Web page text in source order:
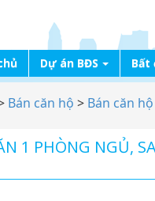
Dự án BĐS Bất
Bán căn hộ > Bán căn
1 PHÒNG NGỦ,